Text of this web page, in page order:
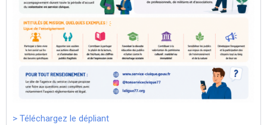
> Téléchargez le dépliant